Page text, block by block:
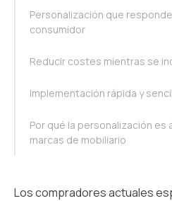
Personalización que
consumidor
Reducir costes mientras se
Implementación rápida y
Por qué la personalización es
marcas de mobiliario
Los compradores actuales